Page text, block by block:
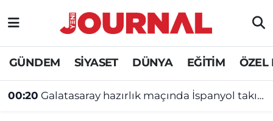
GÜNDEM SİYASET DÜNYA EĞİTİM ÖZEL
00:20 Galatasaray hazırlık maçında İspanyol takımına yenildi
GÜNDEM
SİYASET
Nöbetçi Eczaneler
Hava Durumu